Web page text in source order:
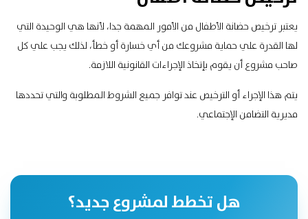
يعتبر ترخيص حضانة الأطفال من الأمور المهمة جدا، لأنها هي الوحيدة التي
لها القدرة علي حماية مشروعك من أي خسارة أو خطأ، لذلك يجب علي كل
صاحب مشروع أن يقوم بإتخاذ الإجراءات القانونية اللازمة.
يتم هذا الإجراء أو الترخيص عند توافر جميع الشروط المطلوبة والتي تحددها
مديرية التضامن الإجتماعي.
هل تخطط لمشروع جديد؟